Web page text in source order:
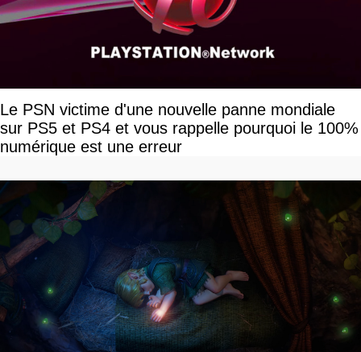
Le PSN victime d'une nouvelle panne mondiale
sur PS5 et PS4 et vous rappelle pourquoi le 100%
numérique est une erreur